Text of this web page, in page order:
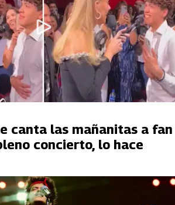
canta las mañanitas a fan
concierto, lo hace